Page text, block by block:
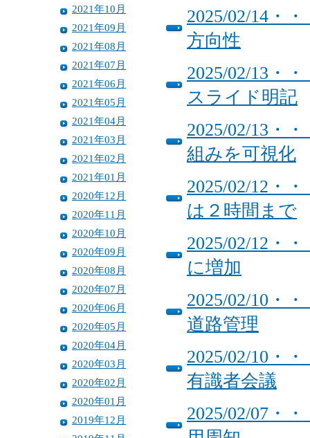
2021年10月
2021年09月
2021年08月
2021年07月
2021年06月
2021年05月
2021年04月
2021年03月
2021年02月
2021年01月
2020年12月
2020年11月
2020年10月
2020年09月
2020年08月
2020年07月
2020年06月
2020年05月
2020年04月
2020年03月
2020年02月
2020年01月
2019年12月
2025/02/14・
方向性
2025/02/13・
スライド明記
2025/02/13・
組みを可視化
2025/02/12・
は２時間まで
2025/02/12・
に増加
2025/02/10・
道路管理
2025/02/10・
有識者会議
2025/02/07・